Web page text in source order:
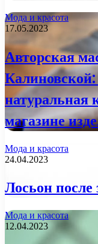
Мода и красота
17.05.2023
Авторская
натуральная
магазине
Мода и красота
24.04.2023
Лосьон после
Мода и красота
12.04.2023